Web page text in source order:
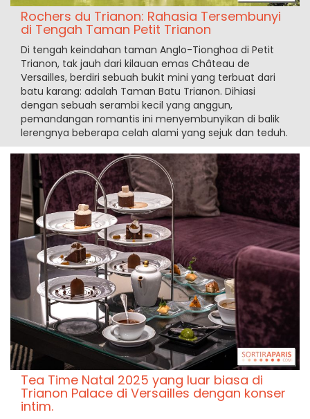
Rochers du Trianon: Rahasia Tersembunyi
di Tengah Taman Petit Trianon
Di tengah keindahan taman Anglo-Tionghoa di Petit
Trianon, tak jauh dari kilauan emas Château de
Versailles, berdiri sebuah bukit mini yang terbuat dari
batu karang: adalah Taman Batu Trianon. Dihiasi
dengan sebuah serambi kecil yang anggun,
pemandangan romantis ini menyembunyikan di balik
lerengnya beberapa celah alami yang sejuk dan teduh.
Tea Time Natal 2025 yang luar biasa di
Trianon Palace di Versailles dengan konser
intim.